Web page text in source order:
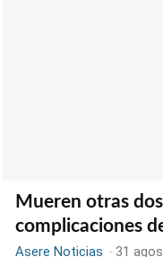
Mueren otras
complicaciones
Asere Noticias - 31